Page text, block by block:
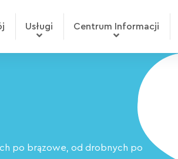
Usługi Centrum Informacji
po brązowe, od drobnych po